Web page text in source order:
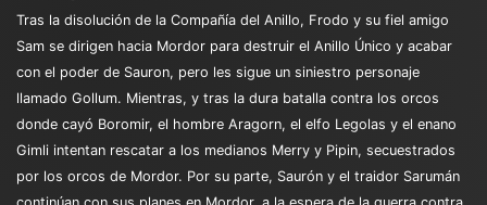
Tras la disolución de la Compañía del Anillo, Frodo y su fiel amigo
Sam se dirigen hacia Mordor para destruir el Anillo Único y acabar
con el poder de Sauron, pero les sigue un siniestro personaje
llamado Gollum. Mientras, y tras la dura batalla contra los orcos
donde cayó Boromir, el hombre Aragorn, el elfo Legolas y el enano
Gimli intentan rescatar a los medianos Merry y Pipin, secuestrados
por los orcos de Mordor. Por su parte, Saurón y el traidor Sarumán